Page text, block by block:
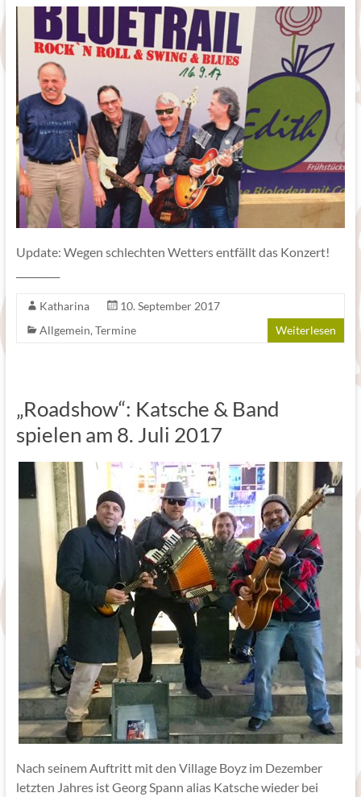
Update: Wegen schlechten Wetters entfällt das Konzert!
Katharina
10. September 2017
Allgemein, Termine Weiterlesen
„Roadshow“: Katsche & Band
spielen am 8. Juli 2017
Nach seinem Auftritt mit den Village Boyz im Dezember
letzten Jahres ist Georg Spann alias Katsche wieder bei